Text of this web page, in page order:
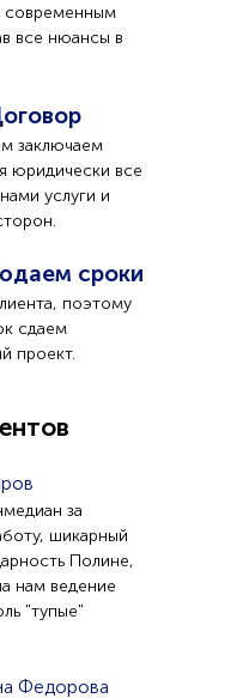
современным
все нюансы в
заключаем
юридически все
услуги и
сроки
поэтому
сдаем
проект.
за
шикарный
Полине,
нам ведение
"тупые"
Федорова